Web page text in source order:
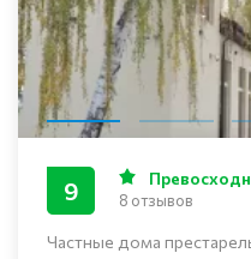
Частные дома
9 8 отзывов